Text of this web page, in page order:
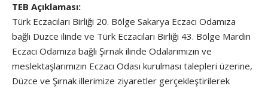
TEB Açıklaması:
Türk Eczacıları Birliği 20. Bölge Sakarya Eczacı Odamıza
bağlı Düzce ilinde ve Türk Eczacıları Birliği 43. Bölge Mardin
Eczacı Odamıza bağlı Şırnak ilinde Odalarımızın ve
meslektaşlarımızın Eczacı Odası kurulması talepleri üzerine,
Düzce ve Şırnak illerimize ziyaretler gerçekleştirilerek